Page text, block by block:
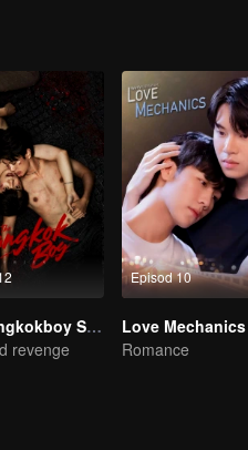
The Bangkokboy Series
revenge
Episod 10
Love Mechanics
Romance